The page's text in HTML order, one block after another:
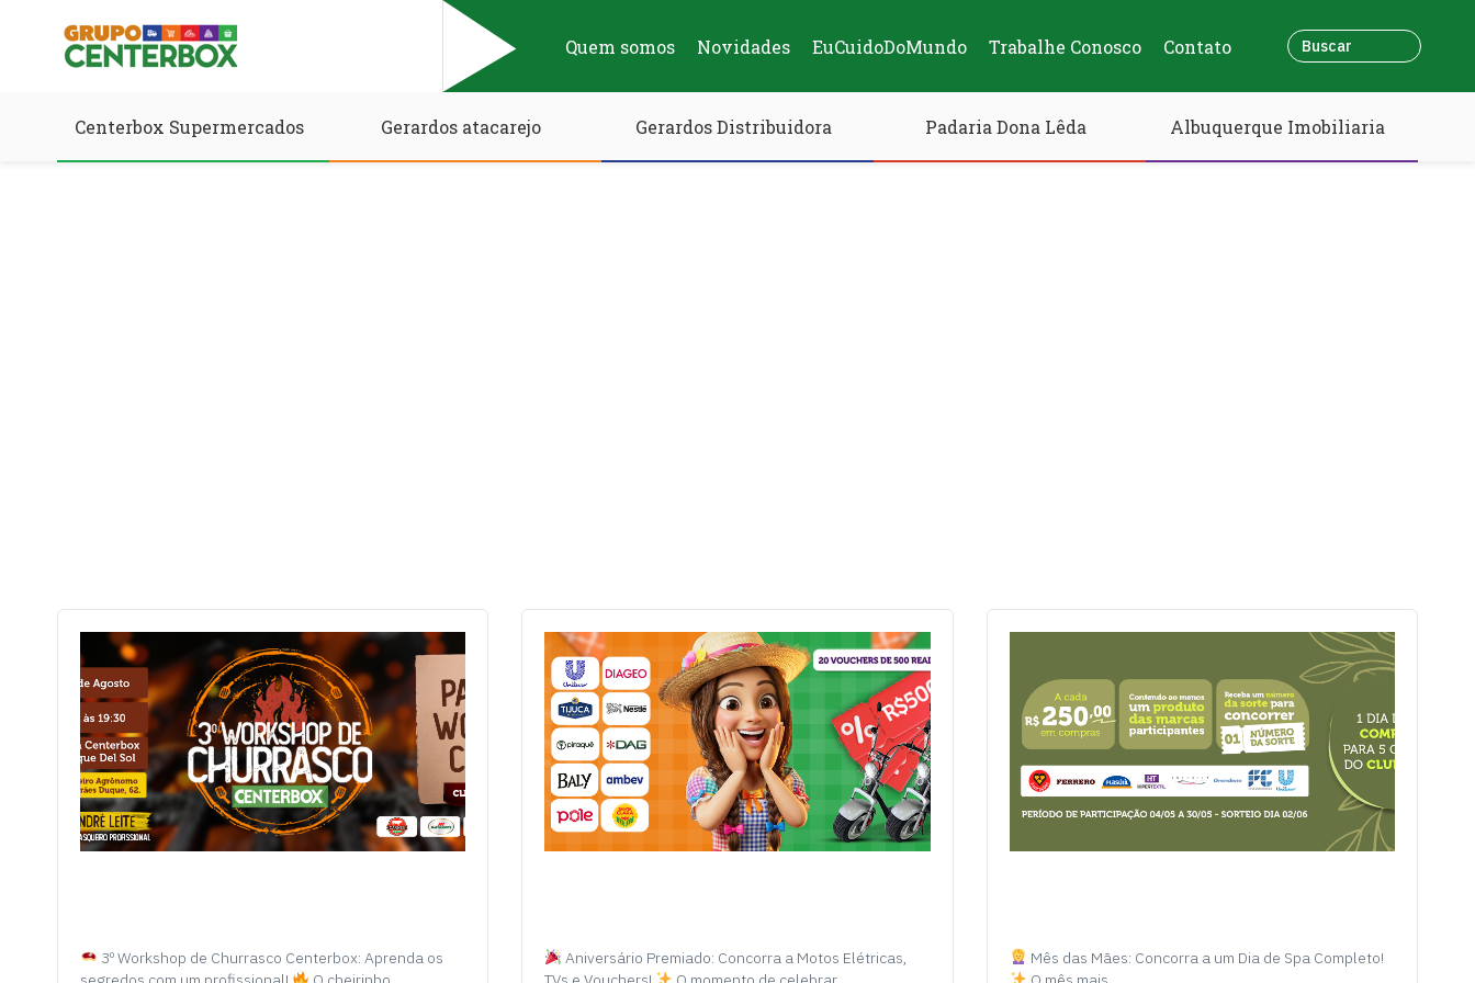
Quem somos Novidades EuCuidoDoMundo Trabalhe Conosco Contato
Centerbox Supermercados Gerardos atacarejo Gerardos Distribuidora Padaria Dona Lêda Albuquerque Imobiliaria
3º Workshop de Churrasco Centerbox: Aprenda os
Aniversário Premiado: Concorra a Motos Elétricas,
Mês das Mães: Concorra a um Dia de Spa Completo!